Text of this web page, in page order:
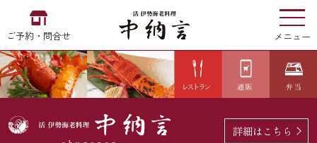
ご予約・問合せ メニュー
中納言のお食い初め
詳細はこちら